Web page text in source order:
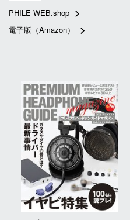
PHILE WEB.shop
電子版（Amazon）